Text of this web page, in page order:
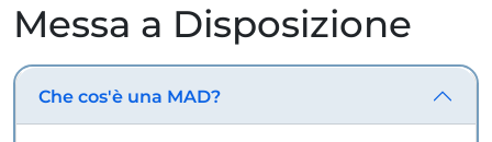
Messa a Disposizione
Che cos'è una MAD?